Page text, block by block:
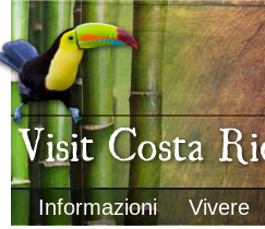
Visit Costa Rica
Informazioni Vivere
Clima
Geografia
Informazioni Geografiche
Letteratura e cultura
Gastronomia
Lo sapevi che
Musica
Natura
Storia
Trasporti Interni